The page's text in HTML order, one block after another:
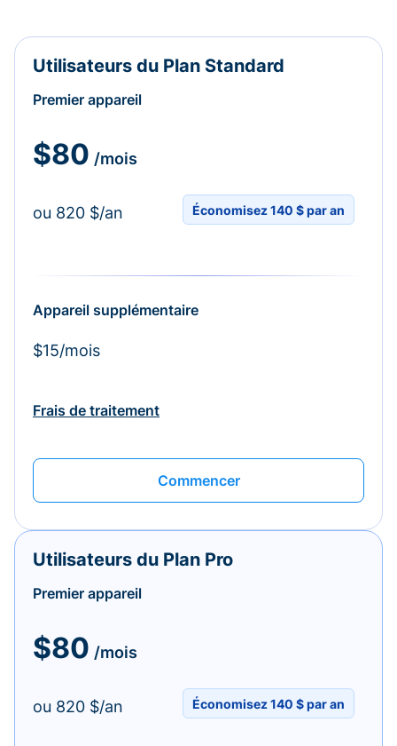
Utilisateurs du Plan Standard
Premier appareil
$80 /mois
ou 820 $/an Économisez 140 $ par an
Appareil supplémentaire
$15/mois
Frais de traitement
Commencer
Utilisateurs du Plan Pro
Premier appareil
$80 /mois
ou 820 $/an Économisez 140 $ par an